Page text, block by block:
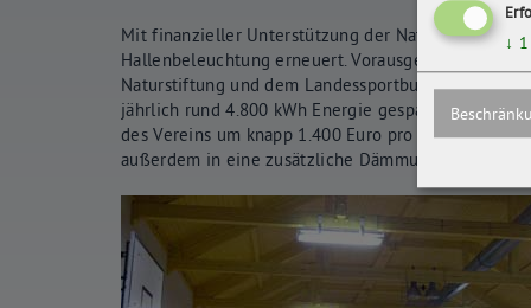
Mit finanzieller Unterstützung der Naturstiftung
Hallenbeleuchtung erneuert. Vorausgegangen war
Naturstiftung und dem Landessportbund Sachsen
jährlich rund 4.800 kWh Energie gespart.
des Vereins um knapp 1.400 Euro pro Jahr
außerdem in eine zusätzliche Dämmung der
↓ 1